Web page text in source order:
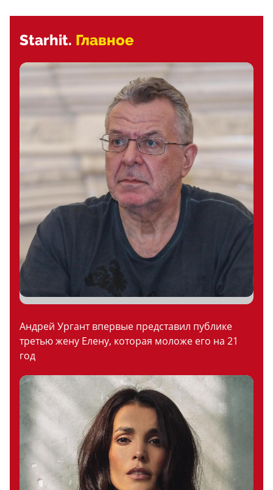
Starhit. Главное
Андрей Ургант впервые представил публике
третью жену Елену, которая моложе его на 21
год